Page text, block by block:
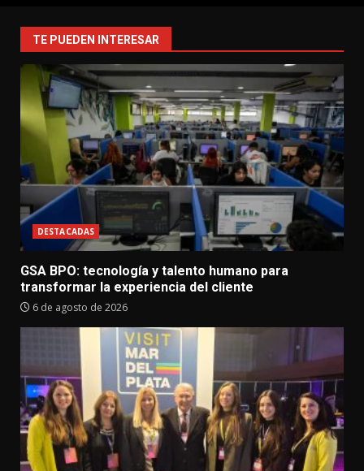
TE PUEDEN INTERESAR
DESTACADAS
GSA BPO: tecnología y talento humano para
transformar la experiencia del cliente
6 de agosto de 2026